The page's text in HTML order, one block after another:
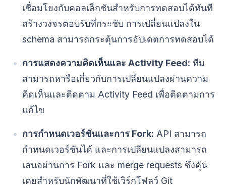
เชื่อมโยงกับคอลเล็กชันสำหรับการทดสอบได้ทันที
สร้างวงจรตอบรับที่กระชับ การเปลี่ยนแปลงใน
schema สามารถกระตุ้นการอัปเดตการทดสอบได้
การแสดงความคิดเห็นและ Activity Feed: ทีม
สามารถหารือเกี่ยวกับการเปลี่ยนแปลงผ่านความ
คิดเห็นและติดตาม Activity Feed เพื่อติดตามการ
แก้ไข
การกำหนดเวอร์ชันและการ Fork: API สามารถ
กำหนดเวอร์ชันได้ และการเปลี่ยนแปลงสามารถ
เสนอผ่านการ Fork และ merge requests ซึ่งคุ้น
เคยสำหรับนักพัฒนาที่ใช้เวิร์กโฟลว์ Git